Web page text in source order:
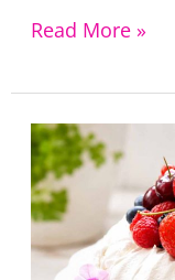
Zucchiniquiche
Boden
–
herzhafter
Gemüsekuchen
Read More »